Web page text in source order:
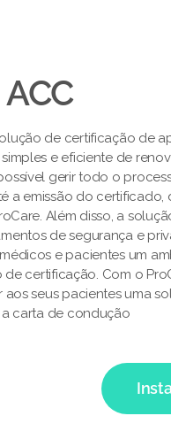
de certificação de
e eficiente de
gerir todo o
a emissão do
Além disso, a
de segurança e
e pacientes um
certificação. Com o
seus pacientes uma
carta de condução